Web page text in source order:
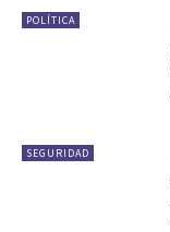
POLÍTICA
SEGURIDAD